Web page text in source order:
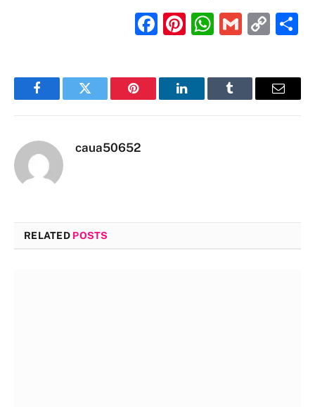
Facebook
Pinterest
Gmail
FacebookTwitter Pinterest LinkedInTumblr Email
caua50652
RELATED POSTS